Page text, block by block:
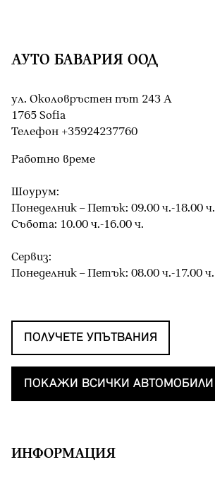
АУТО БАВАРИЯ ООД
ул. Околовръстен път 243 А
1765 Sofia
Teлефон +35924237760
Работно време
Шоурум:
Понеделник – Петък: 09.00 ч.-18.00 ч.
Събота: 10.00 ч.-16.00 ч.
Сервиз:
Понеделник – Петък: 08.00 ч.-17.00 ч.
ПОЛУЧЕТЕ УПЪТВАНИЯ
ПОКАЖИ ВСИЧКИ АВТОМОБИЛИ
ИНФОРМАЦИЯ